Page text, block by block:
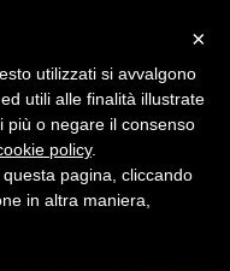
×
utilizzati si avvalgono
utili alle finalità illustrate
più o negare il consenso
policy.
pagina, cliccando
in altra maniera,